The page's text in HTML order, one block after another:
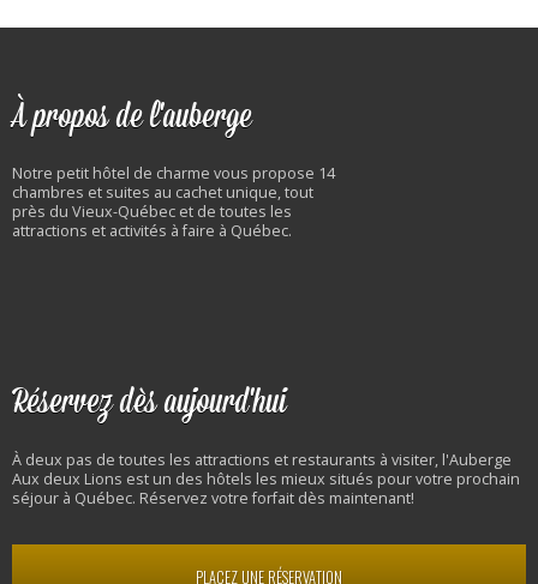
À propos de l'auberge
Notre petit hôtel de charme vous propose 14
chambres et suites au cachet unique, tout
près du Vieux-Québec et de toutes les
attractions et activités à faire à Québec.
Réservez dès aujourd'hui
À deux pas de toutes les attractions et restaurants à visiter, l'Auberge
Aux deux Lions est un des hôtels les mieux situés pour votre prochain
séjour à Québec. Réservez votre forfait dès maintenant!
PLACEZ UNE RÉSERVATION